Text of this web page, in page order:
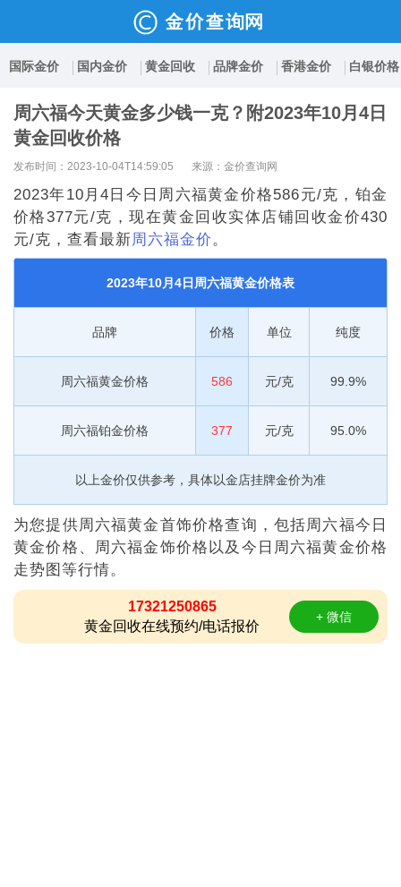
国际金价 国内金价 黄金回收 品牌金价 香港金价 白银价格
周六福今天黄金多少钱一克？附2023年10月4日
黄金回收价格
发布时间：2023-10-04T14:59:05 来源：金价查询网
2023年10月4日今日周六福黄金价格586元/克，铂金
价格377元/克，现在黄金回收实体店铺回收金价430
元/克，查看最新周六福金价。
2023年10月4日周六福黄金价格表
品牌 价格 单位 纯度
周六福黄金价格 586 元/克 99.9%
周六福铂金价格 377 元/克 95.0%
以上金价仅供参考，具体以金店挂牌金价为准
为您提供周六福黄金首饰价格查询，包括周六福今日
黄金价格、周六福金饰价格以及今日周六福黄金价格
走势图等行情。
17321250865
黄金回收在线预约/电话报价
+ 微信